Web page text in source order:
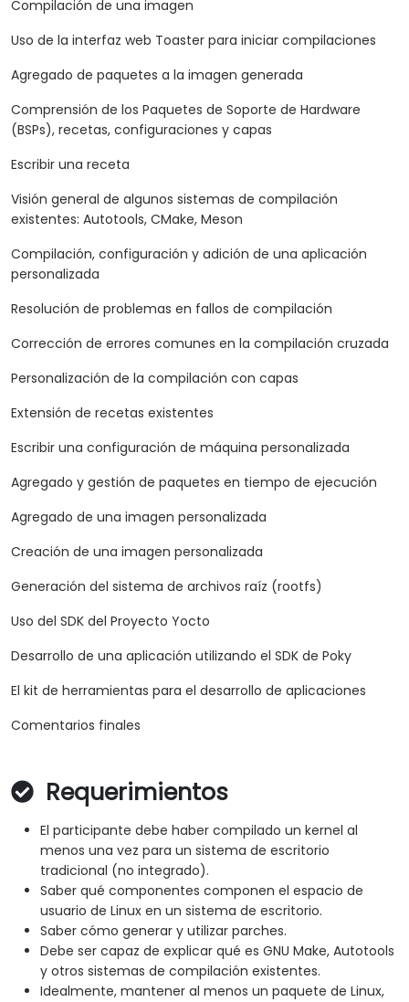
Compilación de una imagen
Uso de la interfaz web Toaster para iniciar compilaciones
Agregado de paquetes a la imagen generada
Comprensión de los Paquetes de Soporte de Hardware
(BSPs), recetas, configuraciones y capas
Escribir una receta
Visión general de algunos sistemas de compilación
existentes: Autotools, CMake, Meson
Compilación, configuración y adición de una aplicación
personalizada
Resolución de problemas en fallos de compilación
Corrección de errores comunes en la compilación cruzada
Personalización de la compilación con capas
Extensión de recetas existentes
Escribir una configuración de máquina personalizada
Agregado y gestión de paquetes en tiempo de ejecución
Agregado de una imagen personalizada
Creación de una imagen personalizada
Generación del sistema de archivos raíz (rootfs)
Uso del SDK del Proyecto Yocto
Desarrollo de una aplicación utilizando el SDK de Poky
El kit de herramientas para el desarrollo de aplicaciones
Comentarios finales
Requerimientos
El participante debe haber compilado un kernel al
menos una vez para un sistema de escritorio
tradicional (no integrado).
Saber qué componentes componen el espacio de
usuario de Linux en un sistema de escritorio.
Saber cómo generar y utilizar parches.
Debe ser capaz de explicar qué es GNU Make, Autotools
y otros sistemas de compilación existentes.
Idealmente, mantener al menos un paquete de Linux,